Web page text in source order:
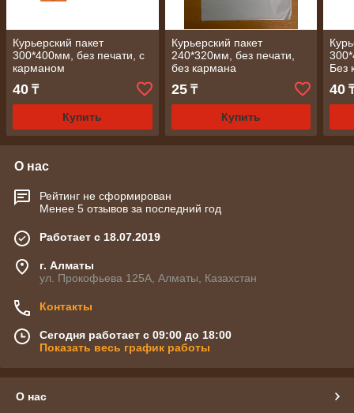
Курьерский пакет
300*400мм, без печати, с
карманом
40 ₸
Купить
Курьерский пакет
240*320мм, без печати,
без кармана
25₸
Купить
Без
40
О нас
Рейтинг не сформирован
Менее 5 отзывов за последний год
Работает с 18.07.2019
г. Алматы
ул. Прокофьева 125А, Алматы, Казахстан
Контакты
Сегодня работает с 09:00 до 18:00
Показать весь график работы
О нас